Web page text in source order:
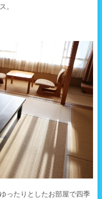
。
ったりとしたお部屋で四季